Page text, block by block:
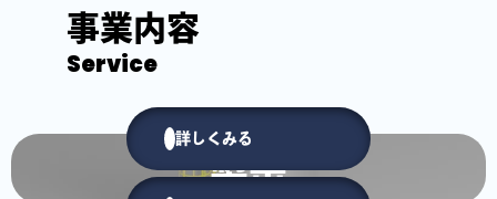
Service
事業内容
製缶
詳しくみる